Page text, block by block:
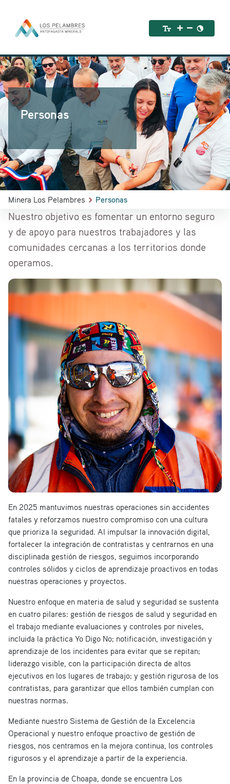
Personas
Minera Los Pelambres Personas
Nuestro objetivo es fomentar un entorno seguro
y de apoyo para nuestros trabajadores y las
comunidades cercanas a los territorios donde
operamos.
En 2025 mantuvimos nuestras operaciones sin accidentes
fatales y reforzamos nuestro compromiso con una cultura
que prioriza la seguridad. Al impulsar la innovación digital,
fortalecer la integración de contratistas y centrarnos en una
disciplinada gestión de riesgos, seguimos incorporando
controles sólidos y ciclos de aprendizaje proactivos en todas
nuestras operaciones y proyectos.
Nuestro enfoque en materia de salud y seguridad se sustenta
en cuatro pilares: gestión de riesgos de salud y seguridad en
el trabajo mediante evaluaciones y controles por niveles,
incluida la práctica Yo Digo No; notificación, investigación y
aprendizaje de los incidentes para evitar que se repitan;
liderazgo visible, con la participación directa de altos
ejecutivos en los lugares de trabajo; y gestión rigurosa de los
contratistas, para garantizar que ellos también cumplan con
nuestras normas.
Mediante nuestro Sistema de Gestión de la Excelencia
Operacional y nuestro enfoque proactivo de gestión de
riesgos, nos centramos en la mejora continua, los controles
rigurosos y el aprendizaje a partir de la experiencia.
En la provincia de Choapa, donde se encuentra Los